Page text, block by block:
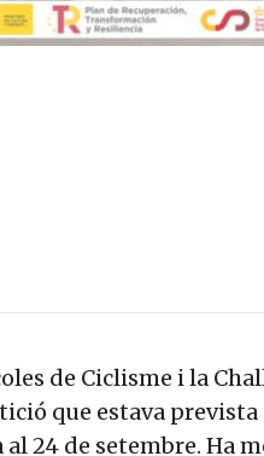
de Ciclisme i la
que estava
24 de setembre. Ha